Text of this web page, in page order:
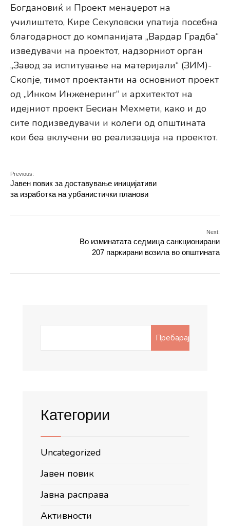
Богдановиќ и Проект менаџерот на
училиштето, Кире Секуловски упатија посебна
благодарност до компанијата „Вардар Градба“
изведувачи на проектот, надзорниот орган
„Завод за испитување на материјали“ (ЗИМ)-
Скопје, тимот проектанти на основниот проект
од „Инком Инженеринг“ и архитектот на
идејниот проект Бесиан Мехмети, како и до
сите подизведувачи и колеги од општината
кои беа вклучени во реализација на проектот.
Previous:
Јавен повик за доставување иницијативи
за изработка на урбанистички планови
Next:
Во изминатата седмица санкционирани
207 паркирани возила во општината
Пребарај
Категории
Uncategorized
Јавен повик
Јавна расправа
Активности